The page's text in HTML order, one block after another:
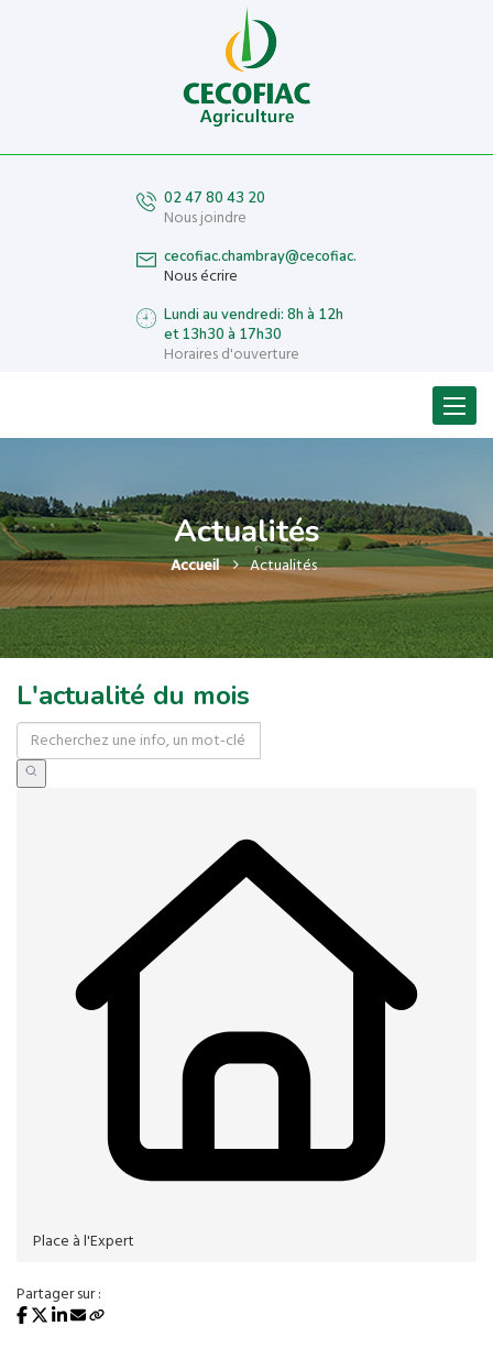
02 47 80 43 20
Nous joindre
cecofiac.chambray@cecofiac.fr
Nous écrire
Lundi au vendredi: 8h à 12h
et 13h30 à 17h30
Horaires d'ouverture
Menu
Actualités
Accueil Actualités
L'actualité du mois
Place à l'Expert
Partager sur :